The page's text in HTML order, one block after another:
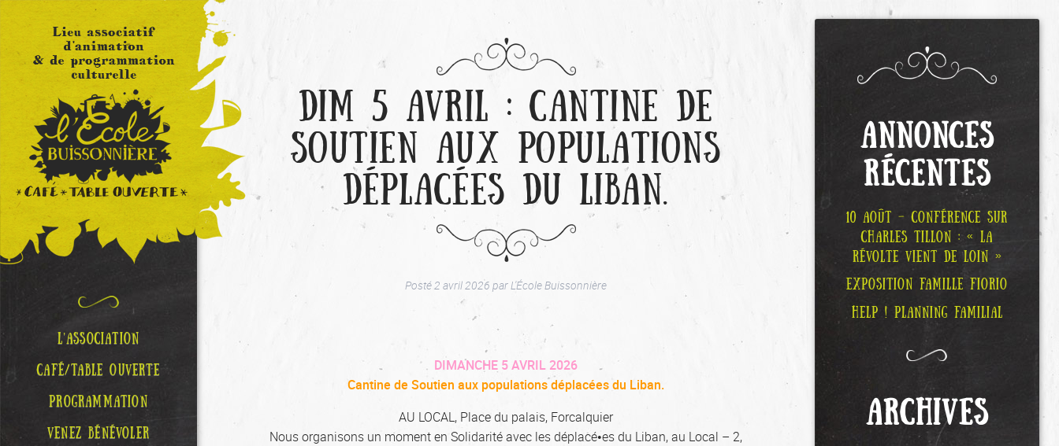
L’ASSOCIATION
CAFÉ/TABLE OUVERTE
PROGRAMMATION
VENEZ BÉNÉVOLER
DIM 5 AVRIL : CANTINE DE
SOUTIEN AUX POPULATIONS
DÉPLACÉES DU LIBAN.
Posté2 avril 2026 parL'École Buissonnière
DIMANCHE 5 AVRIL 2026
Cantine de Soutien aux populations déplacées du Liban.
AU LOCAL, Place du palais, Forcalquier
Nous organisons un moment en Solidarité avec les déplacé•es du Liban, au Local – 2,
ANNONCES
RÉCENTES
10 AOÛT – CONFÉRENCE SUR
CHARLES TILLON : « LA
RÉVOLTE VIENT DE LOIN »
EXPOSITION FAMILLE FIORIO
HELP ! PLANNING FAMILIAL
ARCHIVES